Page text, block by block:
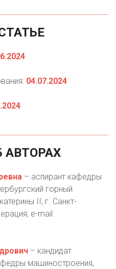
04.07.2024
АВТОРАХ
– аспирант кафедры
горный
II, г. Санкт-
e-mail:
– кандидат
машиностроения,